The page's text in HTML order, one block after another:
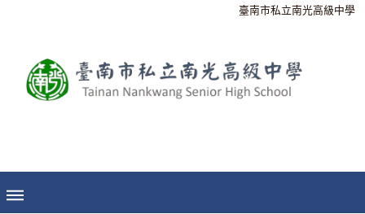
臺南市私立南光高級中學